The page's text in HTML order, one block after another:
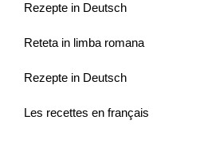
Rezepte in Deutsch
Reteta in limba romana
Rezepte in Deutsch
Les recettes en français